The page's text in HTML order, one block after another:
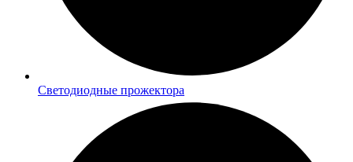
Светодиодные прожектора